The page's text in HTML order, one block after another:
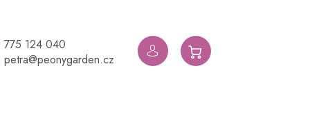
775 124 040
petra@peonygarden.cz